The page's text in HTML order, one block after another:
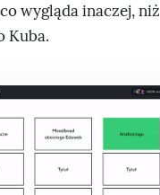
wygląda inaczej, niż
Kuba.